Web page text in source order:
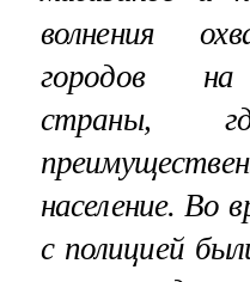
волнения
городов на
страны,
население. Во
с полицией